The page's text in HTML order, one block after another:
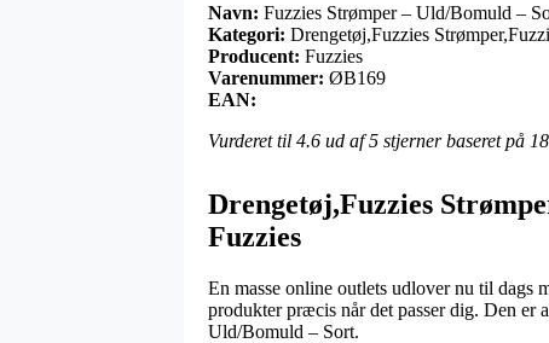
Navn: Fuzzies Strømper – Uld/Bomuld –
Kategori: Drengetøj,Fuzzies
Producent: Fuzzies
Varenummer: ØB169
EAN:
Vurderet til 4.6 ud af 5 stjerner baseret på 18
Drengetøj,Fuzzies
Fuzzies
En masse online outlets udlover nu til dags
produkter præcis når det passer dig. Den er
Uld/Bomuld – Sort.